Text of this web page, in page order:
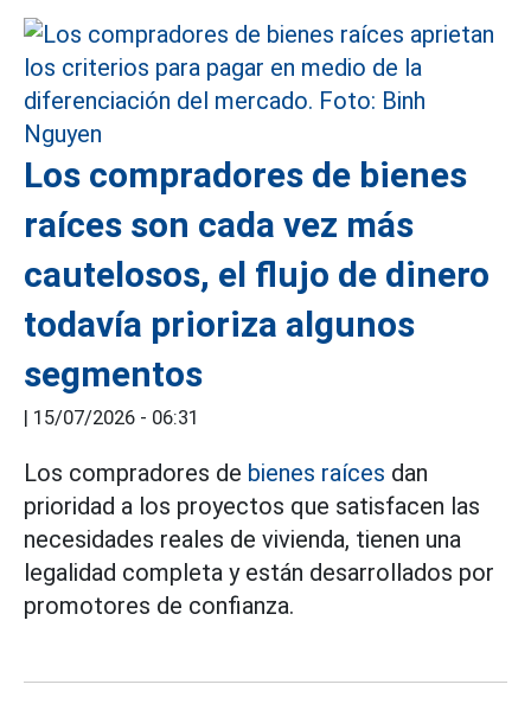
Los compradores de bienes
raíces son cada vez más
cautelosos, el flujo de dinero
todavía prioriza algunos
segmentos
| 15/07/2026 - 06:31
Los compradores de bienes raíces dan
prioridad a los proyectos que satisfacen las
necesidades reales de vivienda, tienen una
legalidad completa y están desarrollados por
promotores de confianza.